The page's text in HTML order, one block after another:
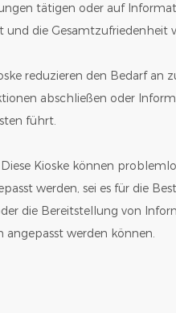
tätigen oder auf
die Gesamtzufriedenheit
reduzieren den Bedarf an
abschließen oder
führt.
Kioske können
werden, sei es für die
die Bereitstellung von
angepasst werden können.